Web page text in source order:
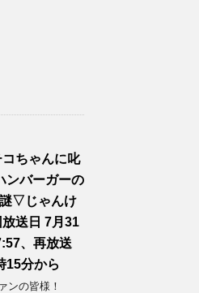
ちゃんに叱
ンバーガーの
▽じゃんけ
送日 7月31
、再放送
15分から
ンの皆様！